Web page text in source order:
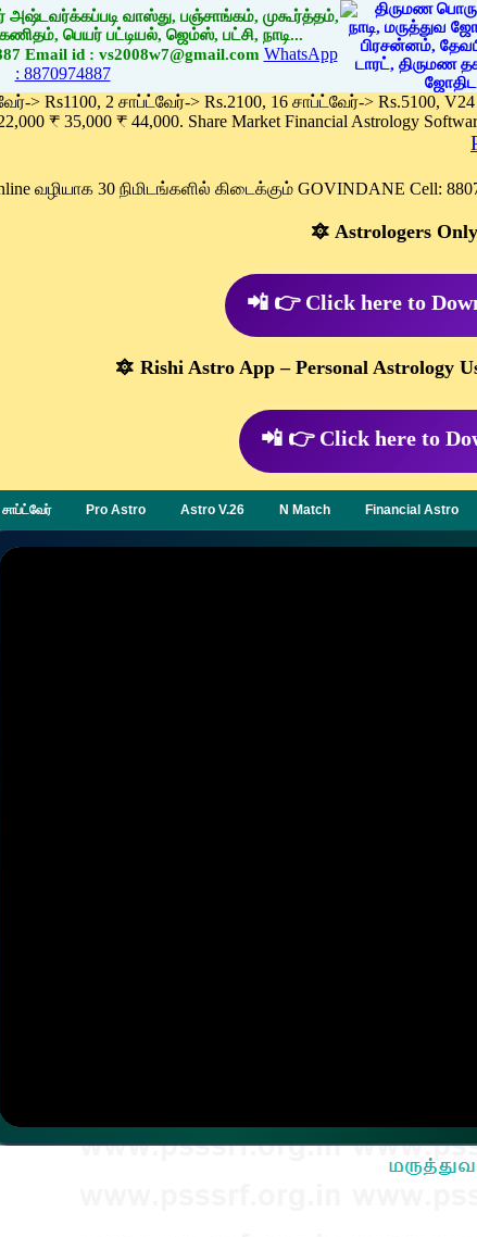
அஷ்டவர்க்கப்படி வாஸ்து, பஞ்சாங்கம், முகூர்த்தம்,
பெயர் பட்டியல், ஜெம்ஸ், பட்சி, நாடி...
Email id : vs2008w7@gmail.com WhatsApp
: 8870974887
> Rs1100, 2 சாப்ட்வேர்-> Rs.2100, 16 சாப்ட்வேர்-> Rs.5100,
₹ 35,000 ₹ 44,000. Share Market Financial Astrology
வழியாக 30 நிமிடங்களில் கிடைக்கும் GOVINDANE Cell:
🔯 Astrologers
📲 👉 Click here to
🔯 Rishi Astro App – Personal
📲 👉 Click here to
Pro Astro Astro V.26 N Match Financial Astro